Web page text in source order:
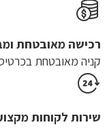
רכישה​ ​מאובטחת
קניה מאובטחת
שירות לקוחות